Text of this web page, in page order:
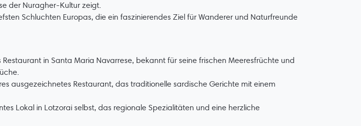
der Nuragher-Kultur zeigt.
Schluchten Europas, die ein faszinierendes Ziel für Wanderer und Naturfreunde
in Santa Maria Navarrese, bekannt für seine frischen Meeresfrüchte und
ausgezeichnetes Restaurant, das traditionelle sardische Gerichte mit einem
Lokal in Lotzorai selbst, das regionale Spezialitäten und eine herzliche